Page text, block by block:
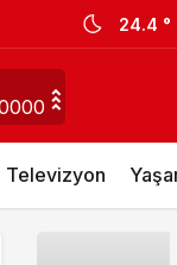
24.4 °
Televizyon